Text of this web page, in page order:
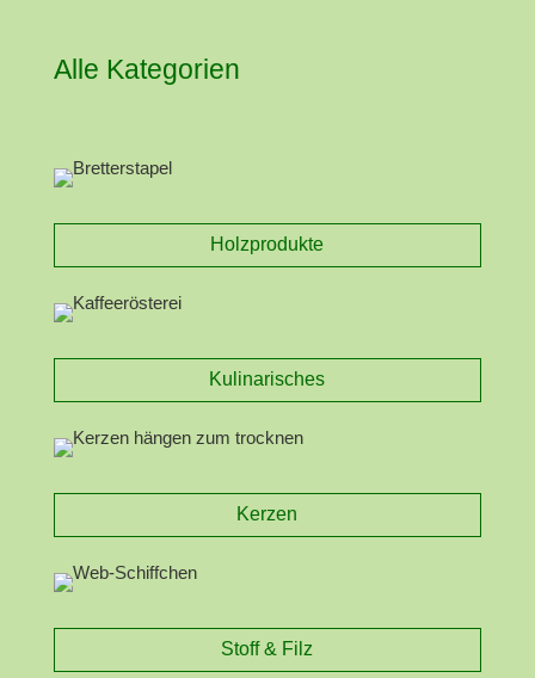
Alle Kategorien
Holzprodukte
Kulinarisches
Kerzen
Stoff & Filz